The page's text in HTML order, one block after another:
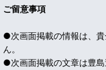
ご留意事項
●次画面掲載の情報は、
ん。
●次画面掲載の文章は豊